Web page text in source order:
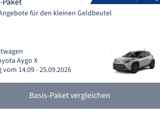
für den kleinen Geldbeutel
Aygo X
vom 14.09 - 25.09.2026
Basis-Paket vergleichen